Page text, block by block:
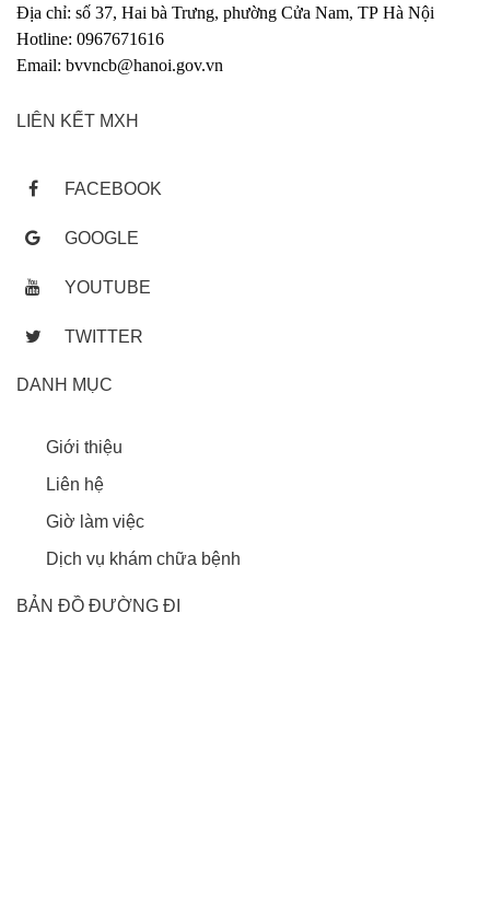
Địa chỉ: số 37, Hai bà Trưng, phường Cửa Nam, TP Hà Nội
Hotline: 0967671616
Email: bvvncb@hanoi.gov.vn
LIÊN KẾT MXH
FACEBOOK
GOOGLE
YOUTUBE
TWITTER
DANH MỤC
Giới thiệu
Liên hệ
Giờ làm việc
Dịch vụ khám chữa bệnh
BẢN ĐỒ ĐƯỜNG ĐI